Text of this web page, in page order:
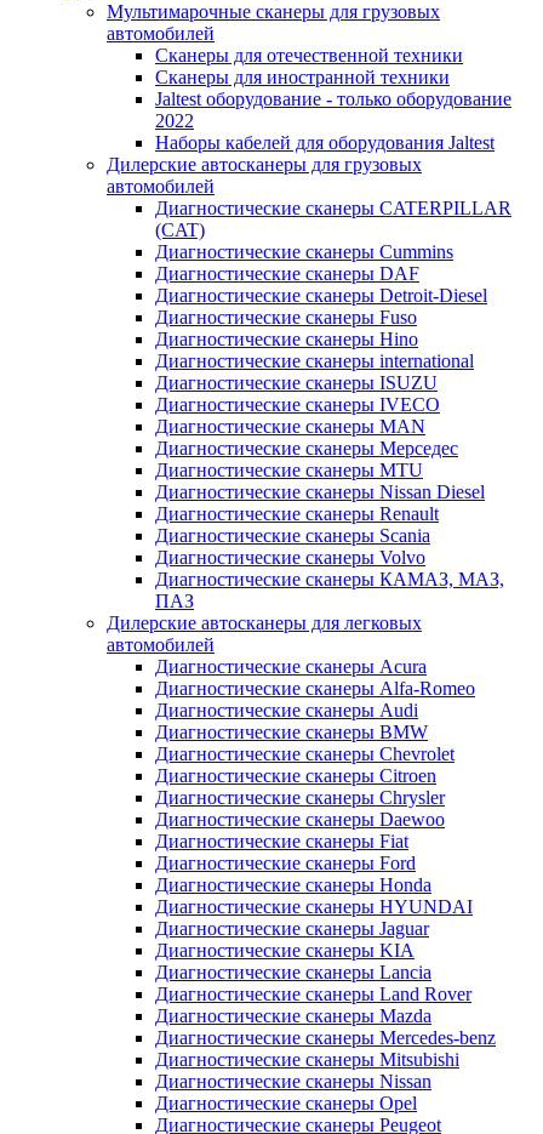
Мультимарочные сканеры для грузовых
автомобилей
Сканеры для отечественной техники
Сканеры для иностранной техники
Jaltest оборудование - только оборудование
2022
Наборы кабелей для оборудования Jaltest
Дилерские автосканеры для грузовых
автомобилей
Диагностические сканеры CATERPILLAR
(CAT)
Диагностические сканеры Cummins
Диагностические сканеры DAF
Диагностические сканеры Detroit-Diesel
Диагностические сканеры Fuso
Диагностические сканеры Hino
Диагностические сканеры international
Диагностические сканеры ISUZU
Диагностические сканеры IVECO
Диагностические сканеры MAN
Диагностические сканеры Мерседес
Диагностические сканеры MTU
Диагностические сканеры Nissan Diesel
Диагностические сканеры Renault
Диагностические сканеры Scania
Диагностические сканеры Volvo
Диагностические сканеры КАМАЗ, МАЗ,
ПАЗ
Дилерские автосканеры для легковых
автомобилей
Диагностические сканеры Acura
Диагностические сканеры Alfa-Romeo
Диагностические сканеры Audi
Диагностические сканеры BMW
Диагностические сканеры Chevrolet
Диагностические сканеры Citroen
Диагностические сканеры Chrysler
Диагностические сканеры Daewoo
Диагностические сканеры Fiat
Диагностические сканеры Ford
Диагностические сканеры Honda
Диагностические сканеры HYUNDAI
Диагностические сканеры Jaguar
Диагностические сканеры KIA
Диагностические сканеры Lancia
Диагностические сканеры Land Rover
Диагностические сканеры Mazda
Диагностические сканеры Mercedes-benz
Диагностические сканеры Mitsubishi
Диагностические сканеры Nissan
Диагностические сканеры Opel
Диагностические сканеры Peugeot